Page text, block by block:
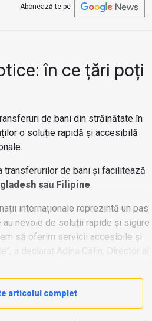
Abonează-te pe
în ce țări poți
de bani din străinătate în
o soluție rapidă și accesibilă
de bani și facilitează
sau Filipine
internaționale reprezintă un pas
nevoie de soluții rapide și sigure
să oferim servicii accesibile și
articolul complet